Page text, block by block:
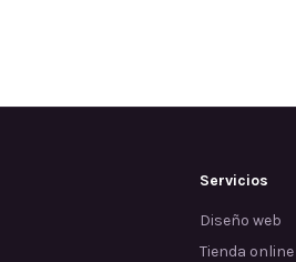
Servicios
Diseño web
Tienda online